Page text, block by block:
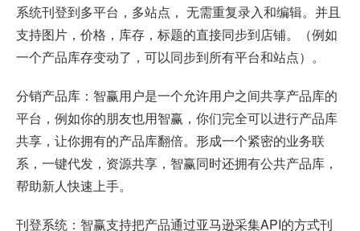
系统刊登到多平台，多站点， 无需重复录入和编辑。并且
支持图片，价格，库存，标题的直接同步到店铺。（例如
一个产品库存变动了，可以同步到所有平台和站点）。
分销产品库：智赢用户是一个允许用户之间共享产品库的
平台，例如你的朋友也用智赢，你们完全可以进行产品库
共享，让你拥有的产品库翻倍。形成一个紧密的业务联
系，一键代发，资源共享，智赢同时还拥有公共产品库，
帮助新人快速上手。
刊登系统：智赢支持把产品通过亚马逊采集API的方式刊